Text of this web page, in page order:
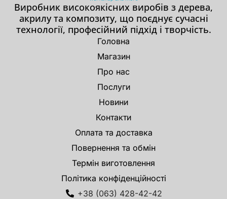
Виробник високоякісних виробів з дерева,
акрилу та композиту, що поєднує сучасні
технології, професійний підхід і творчість.
Головна
Магазин
Про нас
Послуги
Новини
Контакти
Оплата та доставка
Повернення та обмін
Термін виготовлення
Політика конфіденційності
+38 (063) 428-42-42